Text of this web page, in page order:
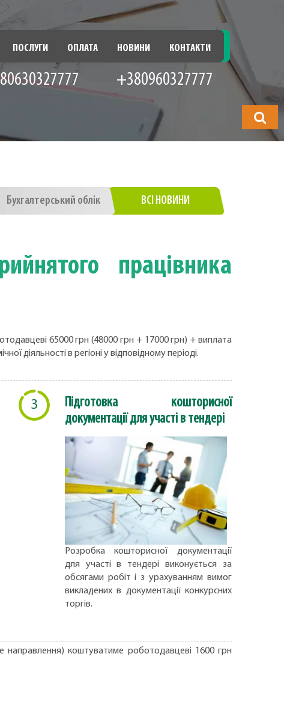
ПОСЛУГИ ОПЛАТА НОВИНИ КОНТАКТИ
+380960327777
Бухгалтерський облік ВСІ НОВИНИ
працівника
65000 грн (48000 грн + 17000 грн) + виплата
діяльності в регіоні у відповідному періоді.
3
Підготовка кошторисної
документації для участі в тендері
Розробка кошторисної документації
для участі в тендері виконується за
обсягами робіт і з урахуванням вимог
викладених в документації конкурсних
торгів.
направлення) коштуватиме роботодавцеві 1600 грн